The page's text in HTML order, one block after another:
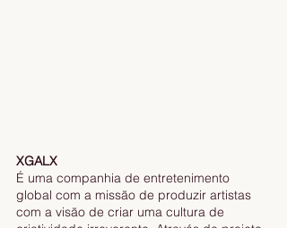
XGALX
É uma companhia de entretenimento
global com a missão de produzir artistas
com a visão de criar uma cultura de